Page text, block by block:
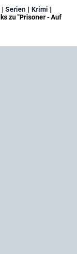
Serien
Krimi
zu "Prisoner - Auf